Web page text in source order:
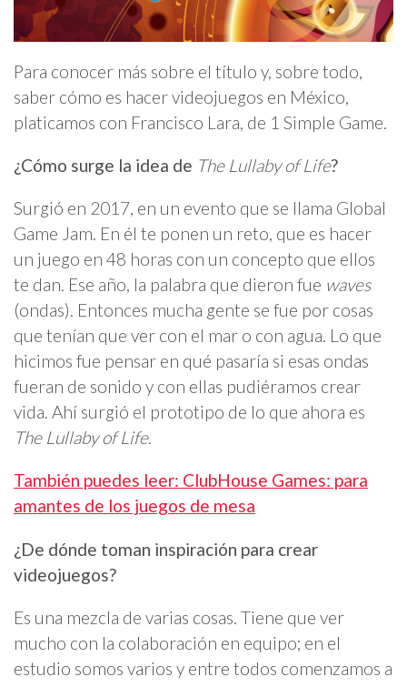
Para conocer más sobre el título y, sobre todo,
saber cómo es hacer videojuegos en México,
platicamos con Francisco Lara, de 1 Simple Game.
¿Cómo surge la idea de The Lullaby of Life?
Surgió en 2017, en un evento que se llama Global
Game Jam. En él te ponen un reto, que es hacer
un juego en 48 horas con un concepto que ellos
te dan. Ese año, la palabra que dieron fue waves
(ondas). Entonces mucha gente se fue por cosas
que tenían que ver con el mar o con agua. Lo que
hicimos fue pensar en qué pasaría si esas ondas
fueran de sonido y con ellas pudiéramos crear
vida. Ahí surgió el prototipo de lo que ahora es
The Lullaby of Life.
También puedes leer: ClubHouse Games: para
amantes de los juegos de mesa
¿De dónde toman inspiración para crear
videojuegos?
Es una mezcla de varias cosas. Tiene que ver
mucho con la colaboración en equipo; en el
estudio somos varios y entre todos comenzamos a